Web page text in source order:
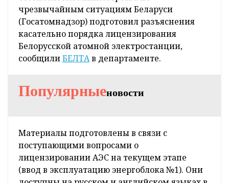
чрезвычайным ситуациям Беларуси
(Госатомнадзор) подготовил разъяснения
касательно порядка лицензирования
Белорусской атомной электростанции,
сообщили
БЕЛТА в департаменте.